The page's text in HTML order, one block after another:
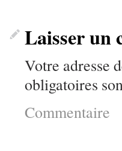
Laisser un
Votre adresse
obligatoires
Commentaire